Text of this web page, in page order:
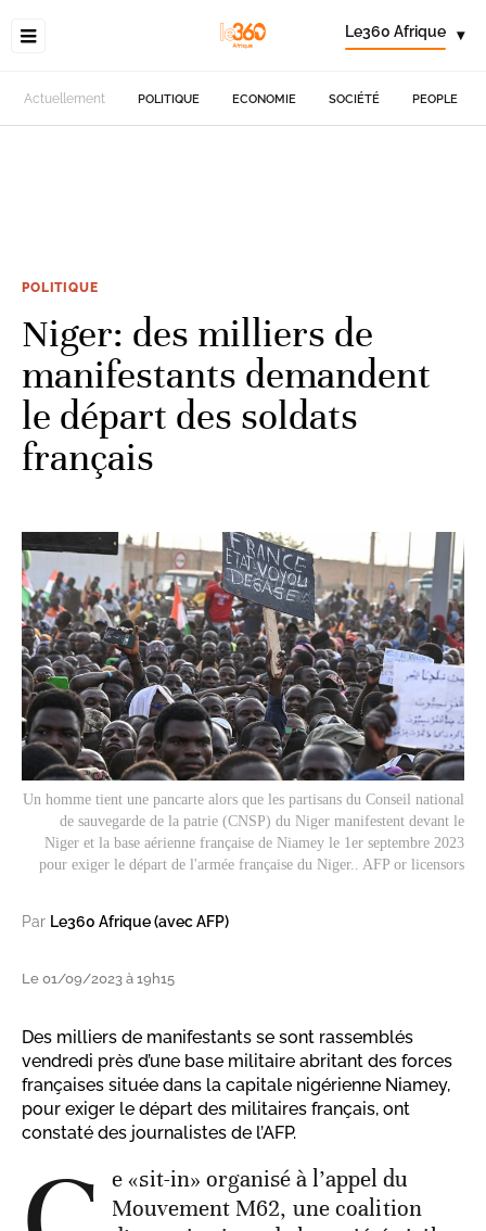
Le360 Afrique ▾
Actuellement POLITIQUE ECONOMIE SOCIÉTÉ PEOPLE
POLITIQUE
Niger: des milliers de
manifestants demandent
le départ des soldats
français
Un homme tient une pancarte alors que les partisans du Conseil national
de sauvegarde de la patrie (CNSP) du Niger manifestent devant le
Niger et la base aérienne française de Niamey le 1er septembre 2023
pour exiger le départ de l'armée française du Niger.. AFP or licensors
Par Le360 Afrique (avec AFP)
Le 01/09/2023 à 19h15
Des milliers de manifestants se sont rassemblés
vendredi près d’une base militaire abritant des forces
françaises située dans la capitale nigérienne Niamey,
pour exiger le départ des militaires français, ont
constaté des journalistes de l’AFP.
e «sit-in» organisé à l’appel du
Mouvement M62, une coalition